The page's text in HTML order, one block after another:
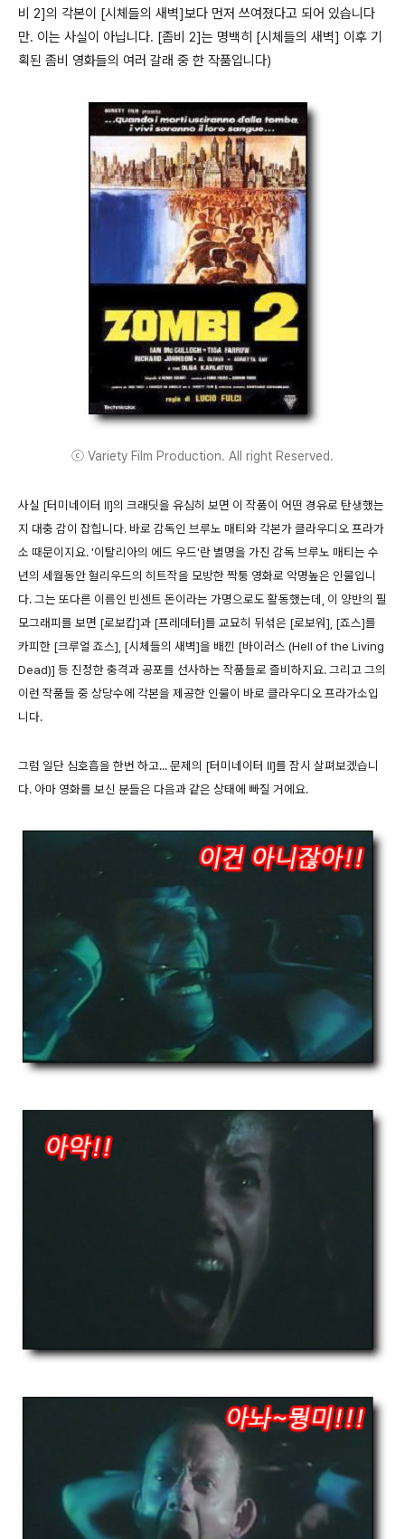
비 2]의 각본이 [시체들의 새벽]보다 먼저 쓰여졌다고 되어 있습니다
만. 이는 사실이 아닙니다. [좀비 2]는 명백히 [시체들의 새벽] 이후 기
획된 좀비 영화들의 여러 갈래 중 한 작품입니다)
ⓒ Variety Film Production. All right Reserved.
사실 [터미네이터 II]의 크래딧을 유심히 보면 이 작품이 어떤 경유로 탄생했는
지 대충 감이 잡힙니다. 바로 감독인 브루노 매티와 각본가 클라우디오 프라가
소 때문이지요. '이탈리아의 에드 우드'란 별명을 가진 감독 브루노 매티는 수
년의 세월동안 헐리우드의 히트작을 모방한 짝퉁 영화로 악명높은 인물입니
다. 그는 또다른 이름인 빈센트 돈이라는 가명으로도 활동했는데, 이 양반의 필
모그래피를 보면 [로보캅]과 [프레데터]를 교묘히 뒤섞은 [로보워], [죠스]를
카피한 [크루얼 죠스], [시체들의 새벽]을 배낀 [바이러스 (Hell of the Living
Dead)] 등 진정한 충격과 공포를 선사하는 작품들로 즐비하지요. 그리고 그의
이런 작품들 중 상당수에 각본을 제공한 인물이 바로 클라우디오 프라가소입
니다.
그럼 일단 심호흡을 한번 하고... 문제의 [터미네이터 II]를 잠시 살펴보겠습니
다. 아마 영화를 보신 분들은 다음과 같은 상태에 빠질 거에요.